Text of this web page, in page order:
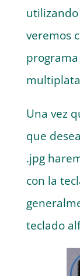
veremos
Una vez
que
.jpg
con la
teclado